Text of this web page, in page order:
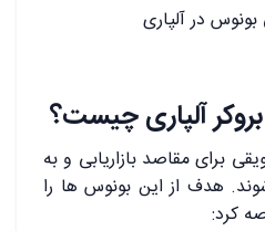
در آلپاری
آلپاری چیست؟
برای مقاصد بازاریابی و به
هدف از این بونوس ها را
کرد: